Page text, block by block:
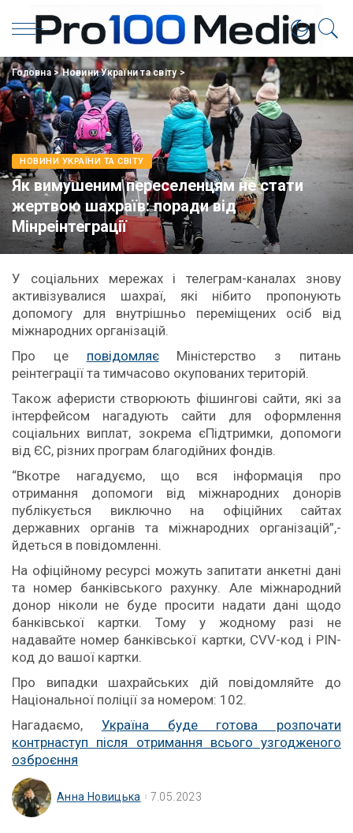
Головна>Новини України та світу>
НОВИНИ УКРАЇНИ ТА СВІТУ
Як вимушеним переселенцям не стати
жертвою шахраїв: поради від
Мінреінтеграції
У соціальних мережах і телеграм-каналах знову
активізувалися шахраї, які нібито пропонують
допомогу для внутрішньо переміщених осіб від
міжнародних організацій.
Про це повідомляєМіністерство з питань
реінтеграції та тимчасово окупованих територій.
Також аферисти створюють фішингові сайти, які за
інтерфейсом нагадують сайти для оформлення
соціальних виплат, зокрема єПідтримки, допомоги
від ЄС, різних програм благодійних фондів.
“Вкотре нагадуємо, що вся інформація про
отримання допомоги від міжнародних донорів
публікується виключно на офіційних сайтах
державних органів та міжнародних організацій”,-
йдеться в повідомленні.
На офіційному ресурсі можуть запитати анкетні дані
та номер банківського рахунку. Але міжнародний
донор ніколи не буде просити надати дані щодо
банківської картки. Тому у жодному разі не
надавайте номер банківської картки, CVV-код і PIN-
код до вашої картки.
Про випадки шахрайських дій повідомляйте до
Національної поліції за номером: 102.
Нагадаємо, Україна буде готова розпочати
контрнаступ після отримання всього узгодженого
озброєння
Анна Новицька 7.05.2023